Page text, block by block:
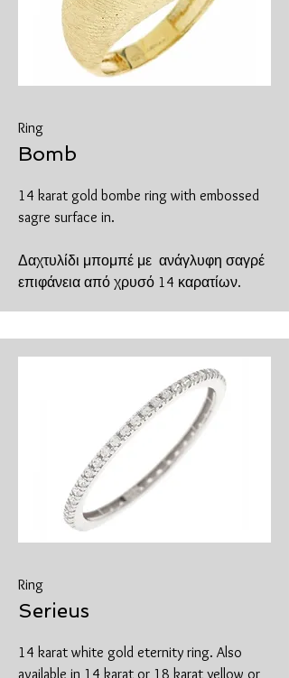
Ring
Bomb
14 karat gold bombe ring with embossed
sagre surface in.
Δαχτυλίδι μπομπέ με ανάγλυφη σαγρέ
επιφάνεια από χρυσό 14 καρατίων.
Ring
Serieus
14 karat white gold eternity ring. Also
available in 14 karat or 18 karat yellow or